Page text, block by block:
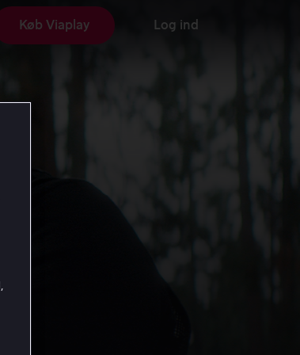
Køb Viaplay Log ind